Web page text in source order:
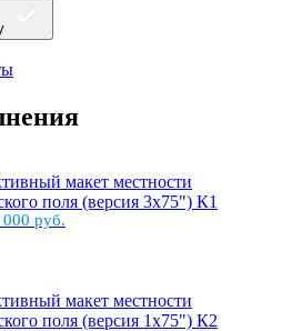
макет местности
поля (версия 3х75") К1
руб.
макет местности
поля (версия 1х75") К2